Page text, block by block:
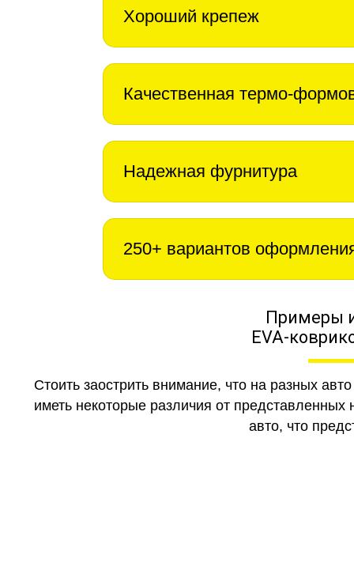
Хороший крепеж
Качественная термо-
Надежная фурнитура
250+ вариантов
Примеры
EVA-
Стоить заострить внимание, что на разных
иметь некоторые различия от
авто, что